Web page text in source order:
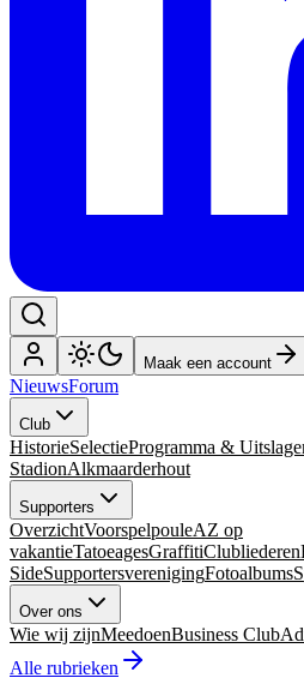
Maak een account
NieuwsForum
Club
HistorieSelectieProgramma &
StadionAlkmaarderhout
Supporters
OverzichtVoorspelpouleAZ op
vakantieTatoeagesGraffitiClubliederen
SideSupportersverenigingFotoalbums
Over ons
Wie wij zijnMeedoenBusiness Club
Alle rubrieken